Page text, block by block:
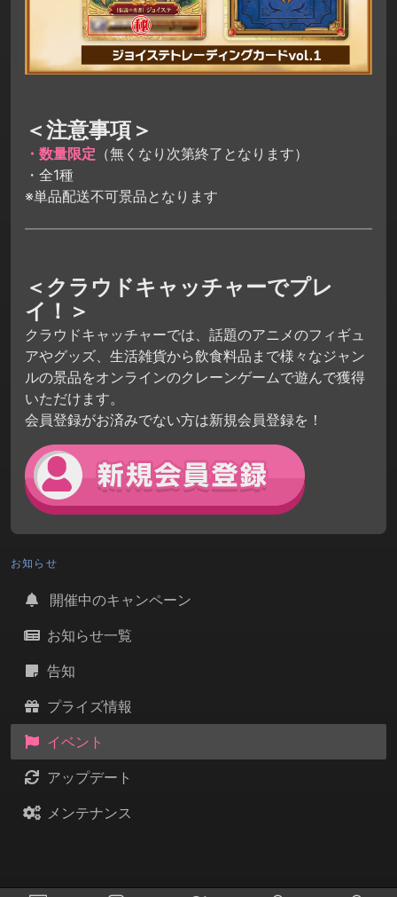
＜注意事項＞
・数量限定 （無くなり次第終了となります）
・全1種
※単品配送不可景品となります
＜クラウドキャッチャーでプレ
イ！＞
クラウドキャッチャーでは、話題のアニメのフィギュ
アやグッズ、生活雑貨から飲食料品まで様々なジャン
ルの景品をオンラインのクレーンゲームで遊んで獲得
いただけます。
会員登録がお済みでない方は新規会員登録を！
お知らせ
開催中のキャンペーン
お知らせ一覧
告知
プライズ情報
イベント
アップデート
メンテナンス